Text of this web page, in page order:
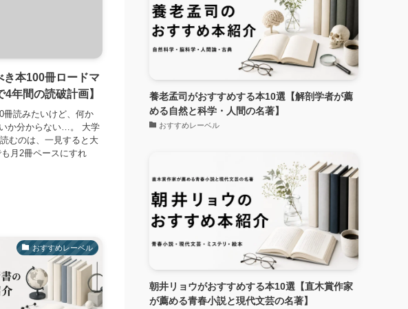
き本100冊ロードマ
4年間の読破計画】
冊読みたいけど、何か
か分からない…。 大学
むのは、一見すると大
月2冊ペースにすれ
おすすめレーベル
養老孟司がおすすめする本10選【解剖学者が薦
める自然と科学・人間の名著】
おすすめレーベル
朝井リョウがおすすめする本10選【直木賞作家
が薦める青春小説と現代文芸の名著】